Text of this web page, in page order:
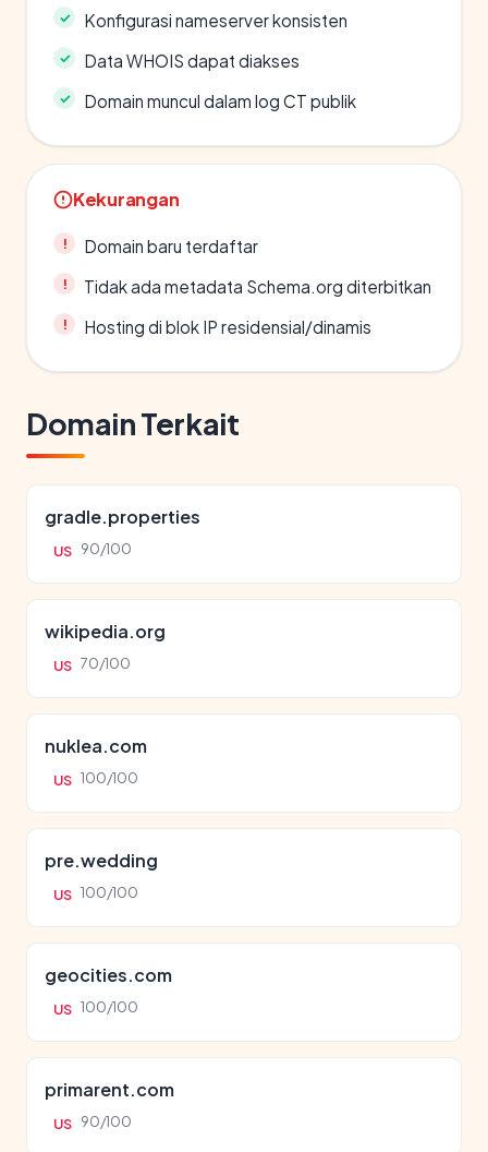
Konfigurasi nameserver konsisten
Data WHOIS dapat diakses
Domain muncul dalam log CT publik
Kekurangan
Domain baru terdaftar
Tidak ada metadata Schema.org diterbitkan
Hosting di blok IP residensial/dinamis
Domain Terkait
gradle.properties
US 90/100
wikipedia.org
US 70/100
nuklea.com
US 100/100
pre.wedding
US 100/100
geocities.com
US 100/100
primarent.com
US 90/100